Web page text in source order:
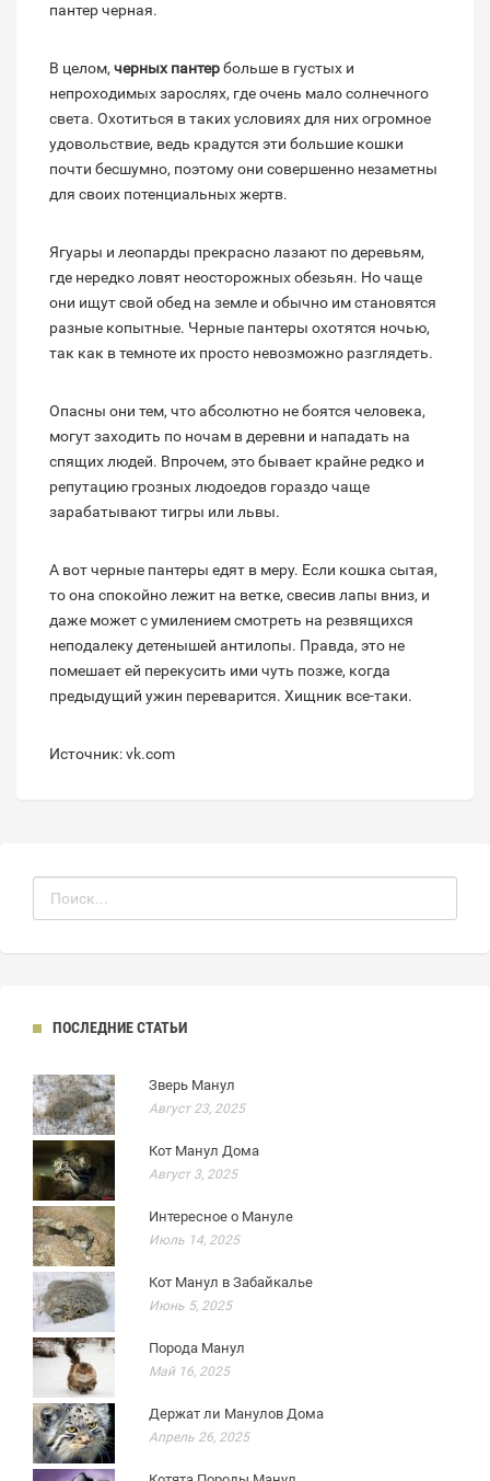
пантер черная.
В целом, черных пантербольше в густых и
непроходимых зарослях, где очень мало солнечного
света. Охотиться в таких условиях для них огромное
удовольствие, ведь крадутся эти большие кошки
почти бесшумно, поэтому они совершенно незаметны
для своих потенциальных жертв.
Ягуары и леопарды прекрасно лазают по деревьям,
где нередко ловят неосторожных обезьян. Но чаще
они ищут свой обед на земле и обычно им становятся
разные копытные. Черные пантеры охотятся ночью,
так как в темноте их просто невозможно разглядеть.
Опасны они тем, что абсолютно не боятся человека,
могут заходить по ночам в деревни и нападать на
спящих людей. Впрочем, это бывает крайне редко и
репутацию грозных людоедов гораздо чаще
зарабатывают тигры или львы.
А вот черные пантеры едят в меру. Если кошка сытая,
то она спокойно лежит на ветке, свесив лапы вниз, и
даже может с умилением смотреть на резвящихся
неподалеку детенышей антилопы. Правда, это не
помешает ей перекусить ими чуть позже, когда
предыдущий ужин переварится. Хищник все-таки.
Источник: vk.com
ПОСЛЕДНИЕ СТАТЬИ
Зверь Манул
Август 23, 2025
Кот Манул Дома
Август 3, 2025
Интересное о Мануле
Июль 14, 2025
Кот Манул в Забайкалье
Июнь 5, 2025
Порода Манул
Май 16, 2025
Держат ли Манулов Дома
Апрель 26, 2025